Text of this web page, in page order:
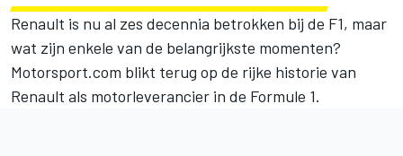
Renault is nu al zes decennia betrokken bij de F1, maar
wat zijn enkele van de belangrijkste momenten?
Motorsport.com blikt terug op de rijke historie van
Renault als motorleverancier in de Formule 1.